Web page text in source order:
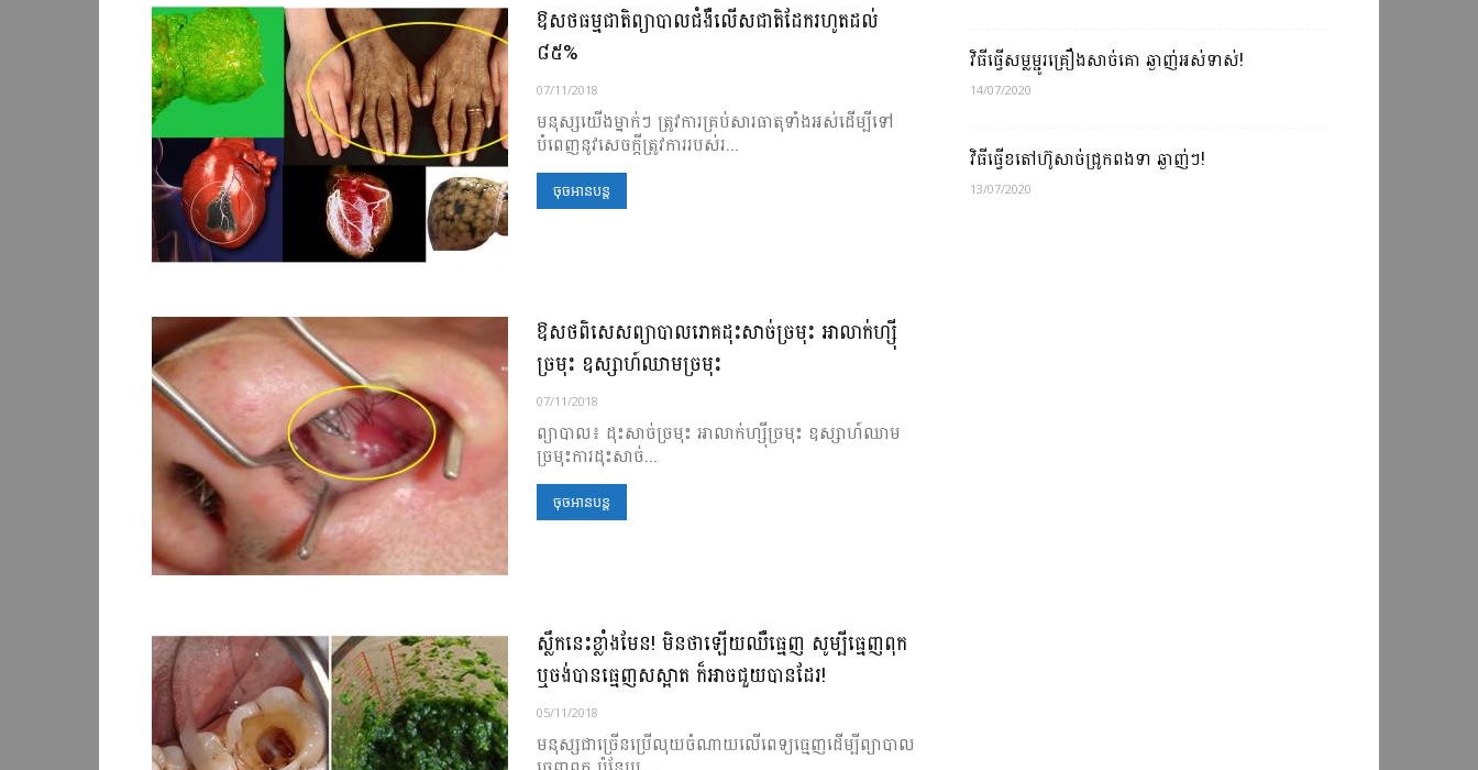
ឱសថធម្មជាតិព្យាបាលជំងឺលើសជាតិដែករហូតដល់
៨៥%
07/11/2018
មនុស្សយើងម្នាក់ៗ ត្រូវការគ្រប់សារធាតុទាំងអស់ដើម្បីទៅ
បំពេញនូវសេចក្ដីត្រូវការរបស់រ...
ចុចអានបន្ត
ឱសថពិសេសព្យាបាលរោគដុះសាច់ច្រមុះ អាលាក់ហ្ស៊ី
ច្រមុះ ឧស្សាហ៍ឈាមច្រមុះ
07/11/2018
ព្យាបាល៖ ដុះសាច់ច្រមុះ អាលាក់ហ្ស៊ីច្រមុះ ឧស្សាហ៍ឈាម
ច្រមុះ ​​ការ​ដុះសាច់...
ចុចអានបន្ត
ស្លឹកនេះខ្លាំងមែន! មិនថាឡើយឈឺធ្មេញ សូម្បីធ្មេញពុក
ឬចង់បានធ្មេញសស្អាត ក៏អាចជួយបានដែរ!
05/11/2018
មនុស្ស​ជាច្រើន​ប្រើ​លុយ​ចំណាយ​លើ​ពេទ្យធ្មេញ​ដើម្បី​ព្យាបាល​
វិធីធ្វើសម្លម្ជូរគ្រឿងសាច់គោ ឆ្ងាញ់អស់ទាស់!
14/07/2020
វិធីធ្វើខតៅហ៊ូសាច់ជ្រូកពងទា ឆ្ងាញ់ៗ!
13/07/2020